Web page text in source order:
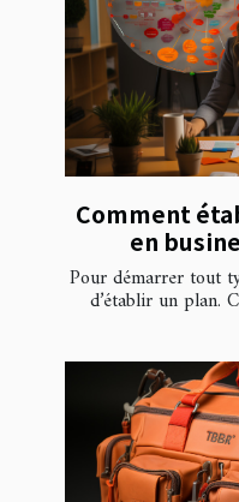
Comment
en
Pour démarrer tout
d’établir un plan.